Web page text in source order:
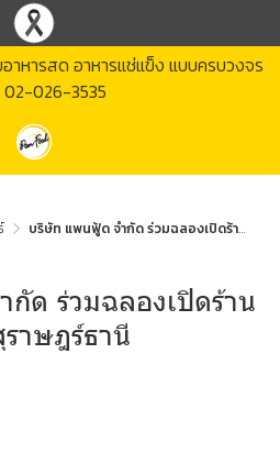
าหารสด อาหารแช่แข็ง แบบครบวงจร
02-026-3535
บริษัท แพนฟู้ด จำกัด ร่วมฉลองเปิดร้าน สาขาใหม่ สาขาสุราษฎร์ธานี
ด ร่วมฉลองเปิดร้าน
าษฎร์ธานี